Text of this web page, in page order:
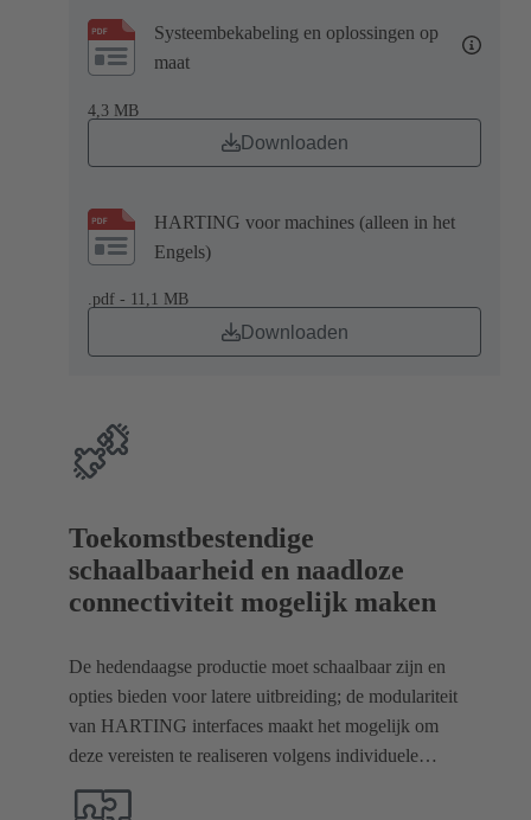
Systeembekabeling en oplossingen op
maat
4,3 MB
Downloaden
HARTING voor machines (alleen in het
Engels)
.pdf - 11,1 MB
Downloaden
Toekomstbestendige
schaalbaarheid en naadloze
connectiviteit mogelijk maken
De hedendaagse productie moet schaalbaar zijn en
opties bieden voor latere uitbreiding; de modulariteit
van HARTING interfaces maakt het mogelijk om
deze vereisten te realiseren volgens individuele
behoeften en naadloze connectiviteit.